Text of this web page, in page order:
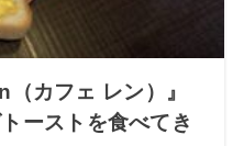
（カフェ レン）』
ーストを食べてき